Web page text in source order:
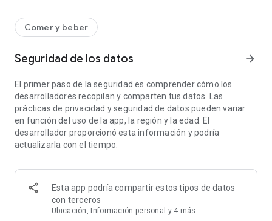
La red de rápido crecimiento de restaurantes y conductores
de EatStreet ofrece entrega de alimentos en muchas
-Wisconsin: Eau Claire, Green Bay, Janesville, Kenosha, La
Fond du Lac, Stevens Point, Wausau, Manitowoc;
-Kansas - Lawrence, Manhattan, Salina, Topeka;
-Illinois-DeKalb;
-Iowa - Waterloo y Cedar Falls, Ames, Dubuque.
EatStreet trabaja con socios locales, desde cadenas de
favoritos. Nuestras opciones de menú incluyen: tacos, pho,
pizza, pasta, hamburguesas, alitas, sushi, etc. Algunos de
nuestros socios incluyen Applebee's, Dairy Queen, Toppers
Pizza, Kwik Trip/Kwik Star, Potbelly, Qdoba, Taco Johns,
Comer y beber
Seguridad de los datos arrow_forward
El primer paso de la seguridad es comprender cómo los
desarrolladores recopilan y comparten tus datos. Las
prácticas de privacidad y seguridad de datos pueden variar
en función del uso de la app, la región y la edad. El
desarrollador proporcionó esta información y podría
actualizarla con el tiempo.
Esta app podría compartir estos tipos de datos
con terceros
Ubicación, Información personal y 4 más